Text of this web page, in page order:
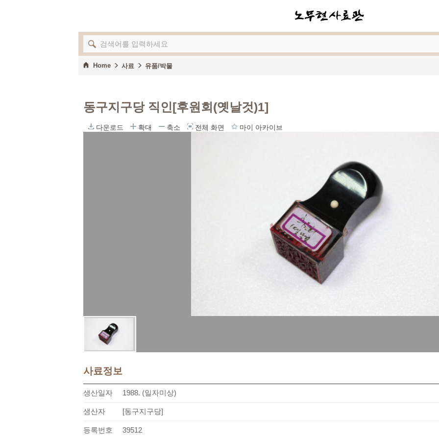
Home 사료 유품/박물
동구지구당 직인[후원회(옛날것)1]
다운로드 확대 축소 전체 화면 마이 아카이브
사료정보
생산일자 1988. (일자미상)
생산자 [동구지구당]
등록번호 39512